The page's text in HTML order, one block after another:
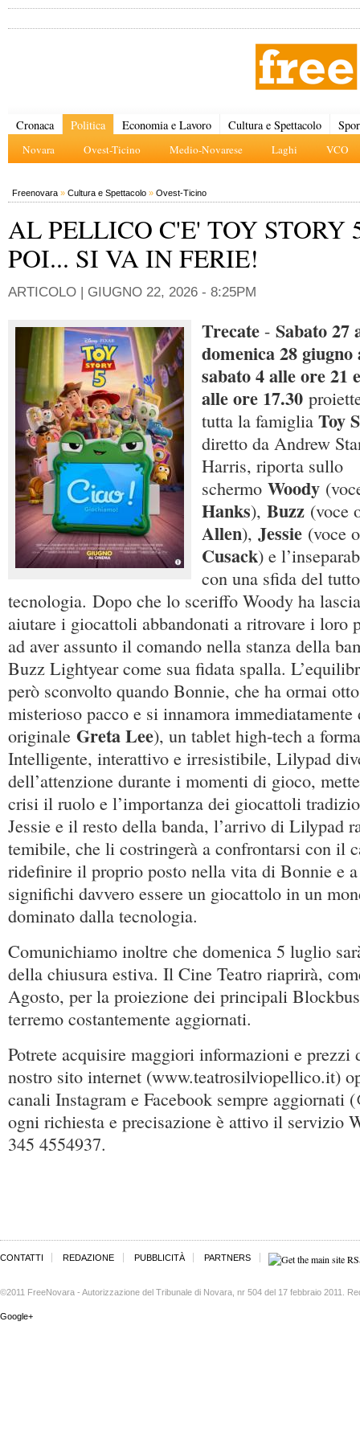
Cronaca Politica
Novara Ovest-Ticino Medio-Novarese Laghi VCO
Economia e Lavoro Cultura e Spettacolo
Freenovara » Cultura e Spettacolo » Ovest-Ticino
AL PELLICO C'E' TOY STORY
POI... SI VA IN FERIE!
ARTICOLO | GIUGNO 22, 2026 - 8:25PM
Trecate - Sabato 27
domenica 28 giugno
sabato 4 alle ore 21
alle ore 17.30
tutta la famiglia Toy
diretto da Andrew
Harris, riporta sullo
schermo Woody
Hanks), Buzz (voce
Allen), Jessie (voce
Cusack) e
con una sfida del
tecnologia. Dopo che lo sceriffo Woody ha
aiutare i giocattoli abbandonati a ritrovare i loro
ad aver assunto il comando nella stanza della
Buzz Lightyear come sua fidata spalla.
però sconvolto quando Bonnie, che ha ormai
misterioso pacco e si innamora
originale Greta Lee), un tablet high-tech a
Intelligente, interattivo e irresistibile, Lilypad
dell’attenzione durante i momenti di gioco,
crisi il ruolo e l’importanza dei giocattoli
Jessie e il resto della banda, l’arrivo di Lilypad
temibile, che li costringerà a confrontarsi con il
ridefinire il proprio posto nella vita di Bonnie e
significhi davvero essere un giocattolo in un
dominato dalla tecnologia.
Comunichiamo inoltre che domenica 5 luglio
della chiusura estiva. Il Cine Teatro riaprirà,
Agosto, per la proiezione dei principali
terremo costantemente aggiornati.
Potrete acquisire maggiori informazioni e
nostro sito internet (www.teatrosilviopellico.it)
canali Instagram e Facebook sempre aggiornati
ogni richiesta e precisazione è attivo il servizio
345 4554937.
CONTATTI REDAZIONE PUBBLICITÀ PARTNERS
©2011 FreeNovara - Autorizzazione del Tribunale di Novara, nr 504 del 17 febbraio 2011.
Google+